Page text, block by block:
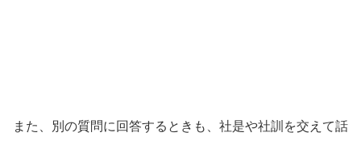
また、別の質問に回答するときも、社是や社訓を交えて話